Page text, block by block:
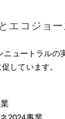
エコジョ
ニュートラルの
しています。